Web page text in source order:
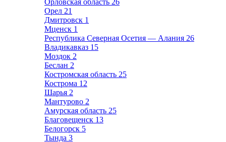
Орловская область 26
Орел 21
Дмитровск 1
Мценск 1
Республика Северная Осетия — Алания 26
Владикавказ 15
Моздок 2
Беслан 2
Костромская область 25
Кострома 12
Шарья 2
Мантурово 2
Амурская область 25
Благовещенск 13
Белогорск 5
Тында 3